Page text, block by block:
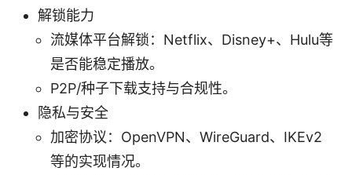
解锁能力
流媒体平台解锁：Netflix、Disney+、Hulu等
是否能稳定播放。
P2P/种子下载支持与合规性。
隐私与安全
加密协议：OpenVPN、WireGuard、IKEv2
等的实现情况。